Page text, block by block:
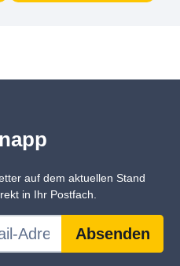
auf dem aktuellen Stand
in Ihr Postfach.
Absenden